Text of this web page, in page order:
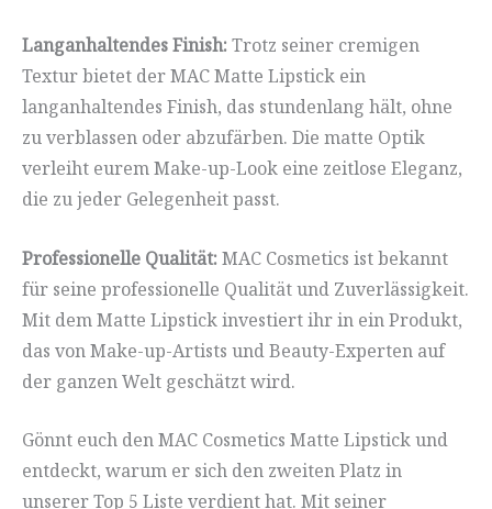
Langanhaltendes Finish: Trotz seiner cremigen
Textur bietet der MAC Matte Lipstick ein
langanhaltendes Finish, das stundenlang hält, ohne
zu verblassen oder abzufärben. Die matte Optik
verleiht eurem Make-up-Look eine zeitlose Eleganz,
die zu jeder Gelegenheit passt.
Professionelle Qualität: MAC Cosmetics ist bekannt
für seine professionelle Qualität und Zuverlässigkeit.
Mit dem Matte Lipstick investiert ihr in ein Produkt,
das von Make-up-Artists und Beauty-Experten auf
der ganzen Welt geschätzt wird.
Gönnt euch den MAC Cosmetics Matte Lipstick und
entdeckt, warum er sich den zweiten Platz in
unserer Top 5 Liste verdient hat. Mit seiner